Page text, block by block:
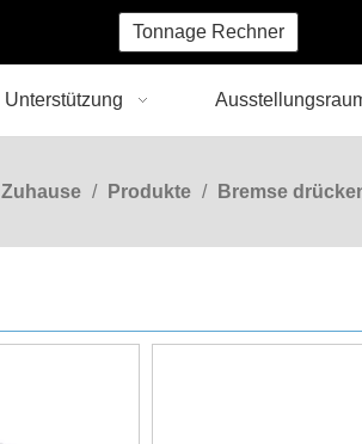
Tonnage Rechner
Unterstützung
Zuhause / Produkte / Bremse